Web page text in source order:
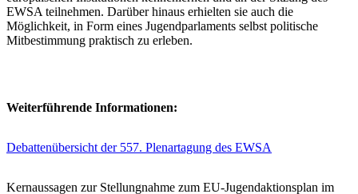
EWSA teilnehmen. Darüber hinaus erhielten sie auch die
Möglichkeit, in Form eines Jugendparlaments selbst politische
Mitbestimmung praktisch zu erleben.
Weiterführende Informationen:
Debattenübersicht der 557. Plenartagung des EWSA
Kernaussagen zur Stellungnahme zum EU-Jugendaktionsplan im